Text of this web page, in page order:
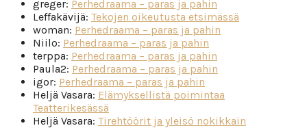
greger: Perhedraama – paras ja pahin
Leffakävijä: Tekojen oikeutusta etsimässä
woman: Perhedraama – paras ja pahin
Niilo: Perhedraama – paras ja pahin
terppa: Perhedraama – paras ja pahin
Paula2: Perhedraama – paras ja pahin
igor: Perhedraama – paras ja pahin
Heljä Vasara: Elämyksellistä poimintaa
Teatterikesässä
Heljä Vasara: Tirehtöörit ja yleisö nokikkain